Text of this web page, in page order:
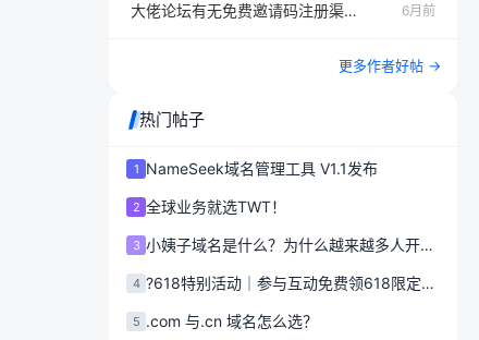
大佬论坛有无免费邀请码注册渠道？【已解决】
6月前
更多作者好帖 →
热门帖子
1 NameSeek域名管理工具 V1.1发布
2 全球业务就选TWT！
3 小姨子域名是什么？为什么越来越多人开始使用.xyz后缀？
4 ?618特别活动｜参与互动免费领618限定徽章
5 .com 与.cn 域名怎么选？